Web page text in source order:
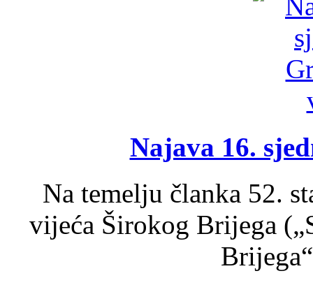
Najava 16.
Na temelju članka 52.
vijeća Širokog Brijega